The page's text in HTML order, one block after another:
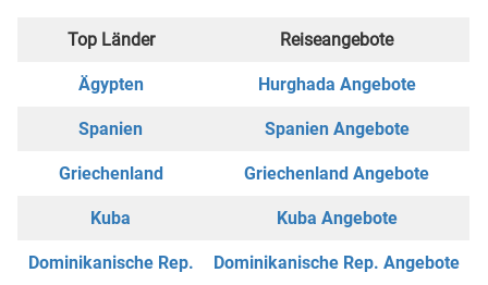
Top Länder Reiseangebote
Ägypten Hurghada Angebote
Spanien Spanien Angebote
Griechenland Griechenland Angebote
Kuba Kuba Angebote
Dominikanische Rep. Dominikanische Rep. Angebote